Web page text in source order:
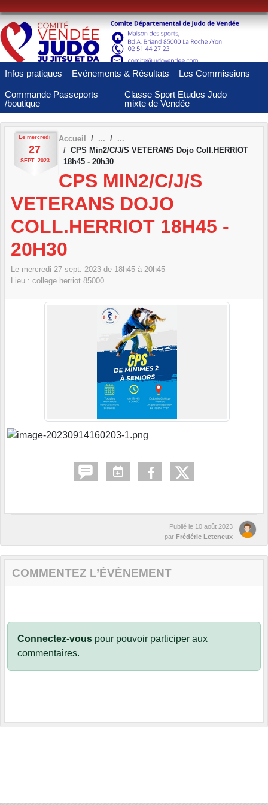
Infos pratiques Evénements & Résultats Les Commissions
Commande Passeports
/boutique
Classe Sport Etudes Judo
mixte de Vendée
Le mercredi
27
SEPT. 2023
Accueil
CPS Min2/C/J/S VETERANS Dojo Coll.HERRIOT
18h45 - 20h30
CPS MIN2/C/J/S
VETERANS DOJO
COLL.HERRIOT 18H45 -
20H30
Le mercredi 27 sept. 2023 de 18h45 à 20h45
Lieu : college herriot 85000
Publié le 10 août 2023
par Frédéric Leteneux
COMMENTEZ L’ÉVÈNEMENT
Connectez-vous pour pouvoir participer aux
commentaires.